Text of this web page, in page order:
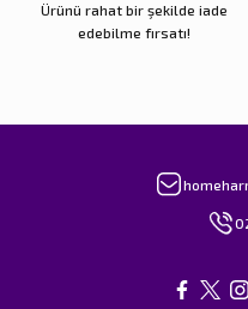
Ürünü rahat bir şekilde iade
edebilme fırsatı!